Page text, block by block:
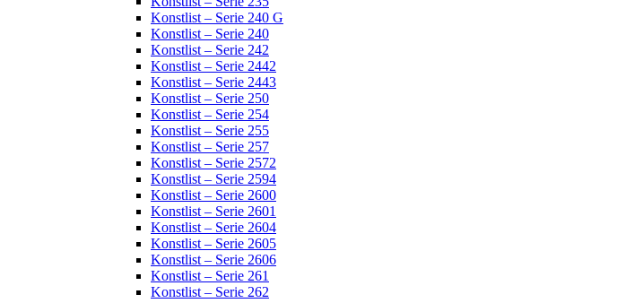
Konstlist – Serie 240 G
Konstlist – Serie 240
Konstlist – Serie 242
Konstlist – Serie 2442
Konstlist – Serie 2443
Konstlist – Serie 250
Konstlist – Serie 254
Konstlist – Serie 255
Konstlist – Serie 257
Konstlist – Serie 2572
Konstlist – Serie 2594
Konstlist – Serie 2600
Konstlist – Serie 2601
Konstlist – Serie 2604
Konstlist – Serie 2605
Konstlist – Serie 2606
Konstlist – Serie 261
Konstlist – Serie 262